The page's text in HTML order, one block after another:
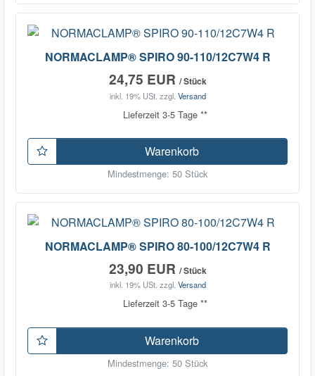
NORMACLAMP® SPIRO 90-110/12C7W4 R
24,75 EUR / Stück
inkl. 19% USt. zzgl. Versand
Lieferzeit 3-5 Tage **
Warenkorb
Mindestmenge: 50 Stück
NORMACLAMP® SPIRO 80-100/12C7W4 R
23,90 EUR / Stück
inkl. 19% USt. zzgl. Versand
Lieferzeit 3-5 Tage **
Warenkorb
Mindestmenge: 50 Stück